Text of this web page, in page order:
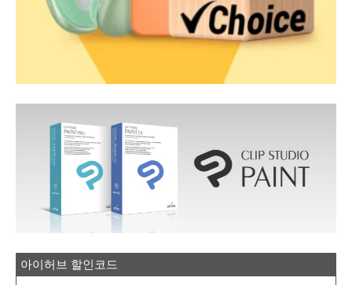
아이허브 할인코드